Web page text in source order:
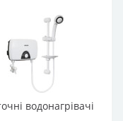
водонагрівачі